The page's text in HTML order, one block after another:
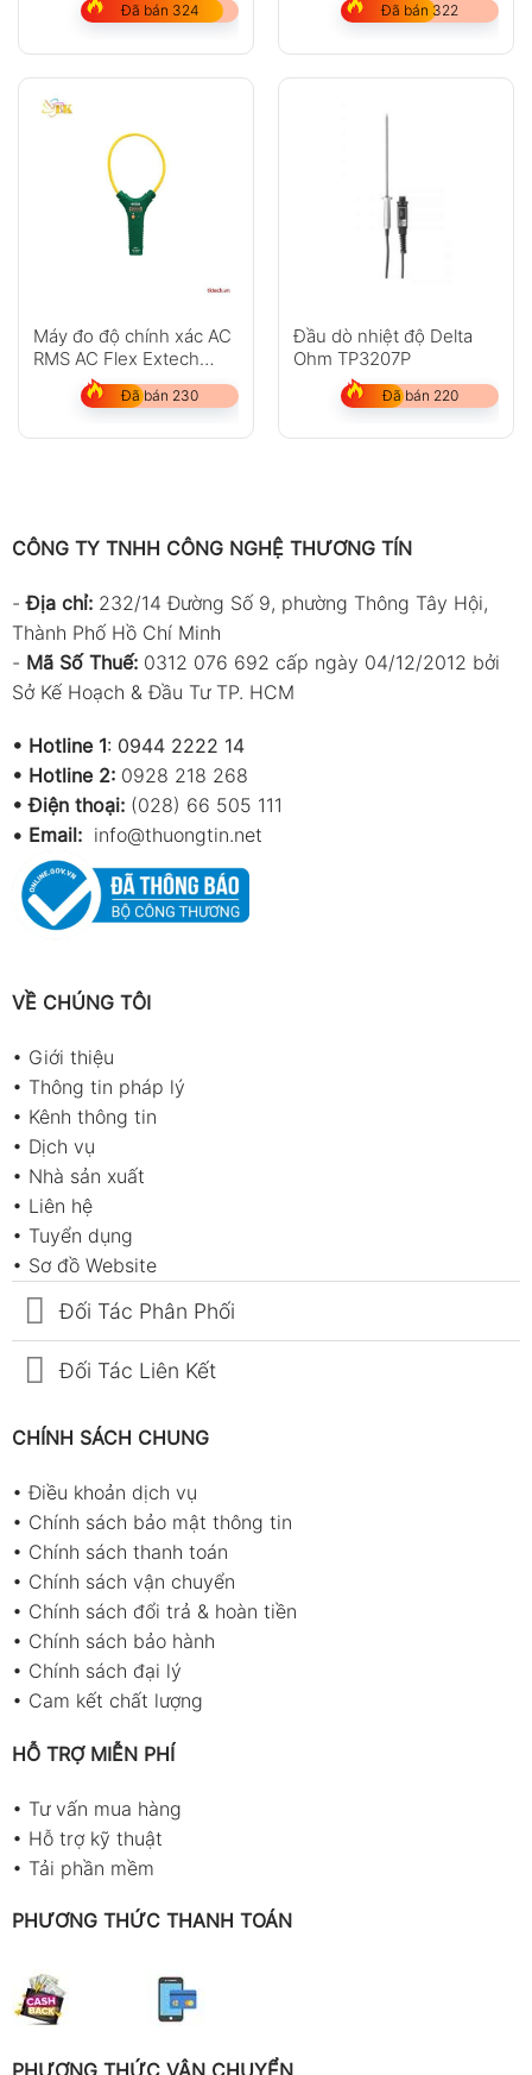
Đã bán 324 Đã bán 322
Máy đo độ chính xác AC
RMS AC Flex Extech
MA3018
Đã bán 230
Đầu dò nhiệt độ Delta
Ohm TP3207P
Đã bán 220
CÔNG TY TNHH CÔNG NGHỆ THƯƠNG TÍN
-Địa chỉ: 232/14 Đường Số 9, phường Thông Tây Hội,
Thành Phố Hồ Chí Minh
- Mã Số Thuế: 0312 076 692 cấp ngày 04/12/2012 bởi
Sở Kế Hoạch & Đầu Tư TP. HCM
• Hotline 1: 0944 2222 14
• Hotline 2: 0928 218 268
• Điện thoại: (028) 66 505 111
• Email: info@thuongtin.net
VỀ CHÚNG TÔI
• Giới thiệu
• Thông tin pháp lý
• Kênh thông tin
• Dịch vụ
• Nhà sản xuất
• Liên hệ
• Tuyển dụng
• Sơ đồ Website
Đối Tác Phân Phối
Đối Tác Liên Kết
CHÍNH SÁCH CHUNG
•Điều khoản dịch vụ
• Chính sách bảo mật thông tin
• Chính sách thanh toán
• Chính sách vận chuyển
• Chính sách đổi trả & hoàn tiền
• Chính sách bảo hành
• Chính sách đại lý
• Cam kết chất lượng
HỖ TRỢ MIỄN PHÍ
• Tư vấn mua hàng
• Hỗ trợ kỹ thuật
• Tải phần mềm
PHƯƠNG THỨC THANH TOÁN
PHƯƠNG THỨC VẬN CHUYỂN